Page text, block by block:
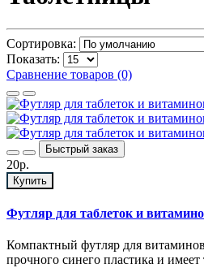
Сортировка:
Показать:
Сравнение товаров (0)
Быстрый заказ
20р.
Купить
Футляр для таблеток и
Компактный футляр для
прочного синего пластика и имеет